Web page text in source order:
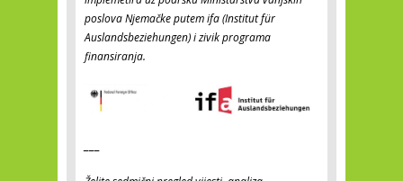
poslova Njemačke putem ifa (Institut für
Auslandsbeziehungen) i zivik programa
finansiranja.